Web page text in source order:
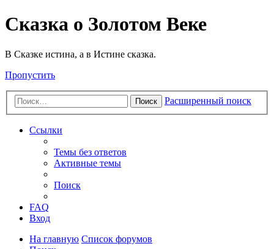
Сказка о Золотом Веке
В Сказке истина, а в Истине сказка.
Пропустить
Поиск Расширенный поиск
Ссылки
Темы без ответов
Активные темы
Поиск
FAQ
Вход
На главную Список форумов